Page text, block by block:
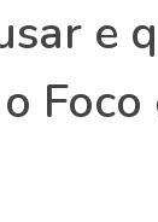
e
Foco